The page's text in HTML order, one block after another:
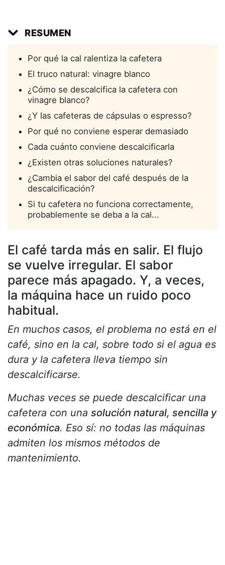
RESUMEN
Por qué la cal ralentiza la cafetera
El truco natural: vinagre blanco
¿Cómo se descalcifica la cafetera con
vinagre blanco?
¿Y las cafeteras de cápsulas o espresso?
Por qué no conviene esperar demasiado
Cada cuánto conviene descalcificarla
¿Existen otras soluciones naturales?
¿Cambia el sabor del café después de la
descalcificación?
Si tu cafetera no funciona correctamente,
probablemente se deba a la cal...
El café tarda más en salir. El flujo
se vuelve irregular. El sabor
parece más apagado. Y, a veces,
la máquina hace un ruido poco
habitual.
En muchos casos, el problema no está en el
café, sino en la cal, sobre todo si el agua es
dura y la cafetera lleva tiempo sin
descalcificarse.
Muchas veces se puede descalcificar una
cafetera con una solución natural, sencilla y
económica. Eso sí: no todas las máquinas
admiten los mismos métodos de
mantenimiento.